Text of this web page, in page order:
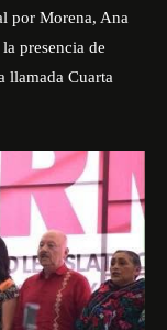
por Morena, Ana
presencia de
llamada Cuarta